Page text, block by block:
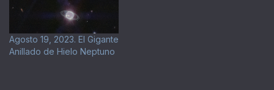
Agosto 19, 2023. El Gigante
Anillado de Hielo Neptuno